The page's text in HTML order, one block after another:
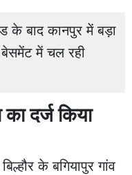
के बाद कानपुर में बड़ा
में चल रही
दर्ज किया
के बगियापुर गांव